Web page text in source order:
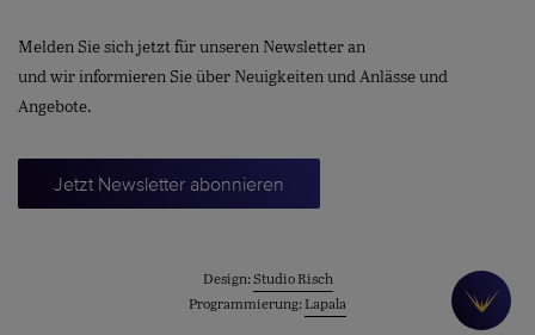
Melden Sie sich jetzt für unseren Newsletter an
und wir informieren Sie über Neuigkeiten und Anlässe und
Angebote.
Jetzt Newsletter abonnieren
Design:Studio Risch
Programmierung: Lapala